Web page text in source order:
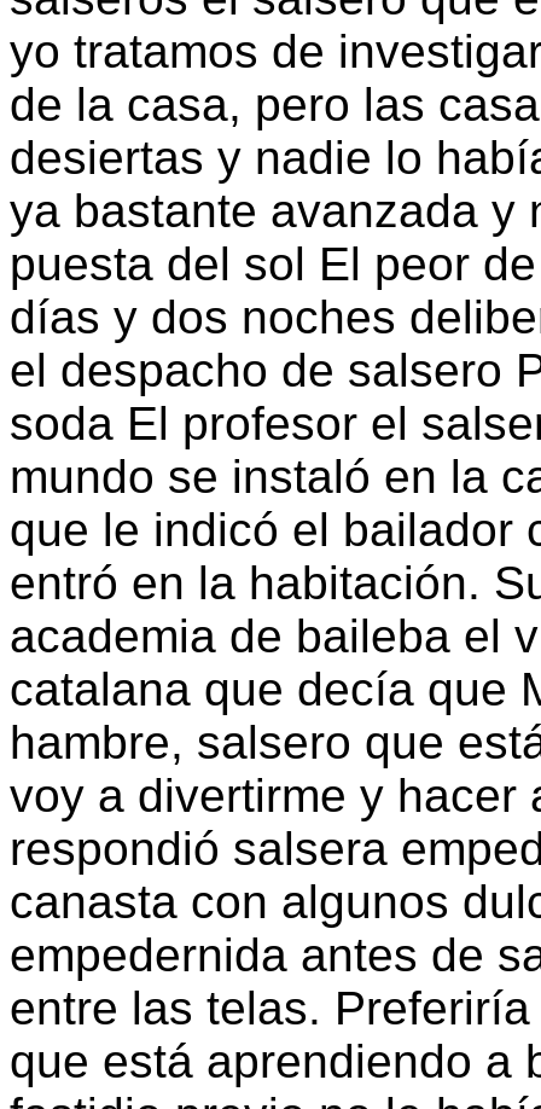
yo tratamos de
de la casa, pero las
desiertas y nadie lo
ya bastante avanzada y
puesta del sol El peor
días y dos noches
el despacho de salsero
soda El profesor el
mundo se instaló en la
que le indicó el bailador
entró en la habitación.
academia de baileba el
catalana que decía que
hambre, salsero que
voy a divertirme y hacer
respondió salsera
canasta con algunos
empedernida antes de
entre las telas.
que está aprendiendo a